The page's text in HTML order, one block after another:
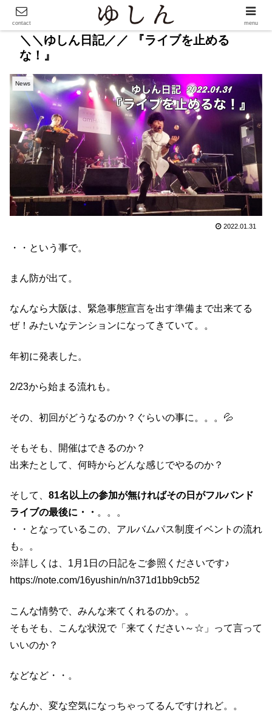
＼＼ゆしん日記／／ 『ライブを止める
な！』
News
2022.01.31
・・という事で。
まん防が出て。
なんなら大阪は、緊急事態宣言を出す準備まで出来てる
ぜ！みたいなテンションになってきていて。。
年初に発表した。
2/23から始まる流れも。
その、初回がどうなるのか？ぐらいの事に。。。💦
そもそも、開催はできるのか？
出来たとして、何時からどんな感じでやるのか？
そして、 81名以上の参加が無ければその日がフルバンド
ライブの最後に・・ 。。。
・・となっているこの、アルバムパス制度イベントの流れ
も。。
※詳しくは、1月1日の日記をご参照くださいです♪
https://note.com/16yushin/n/n371d1bb9cb52
こんな情勢で、みんな来てくれるのか。。
そもそも、こんな状況で「来てください～☆」って言って
いいのか？
などなど・・。
なんか、変な空気になっちゃってるんですけれど。。
contact menu